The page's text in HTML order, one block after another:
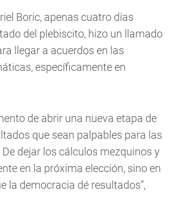
Boric, apenas cuatro días
del plebiscito, hizo un llamado
llegar a acuerdos en las
específicamente en
de abrir una nueva etapa de
que sean palpables para las
dejar los cálculos mezquinos y
en la próxima elección, sino en
la democracia dé resultados”,